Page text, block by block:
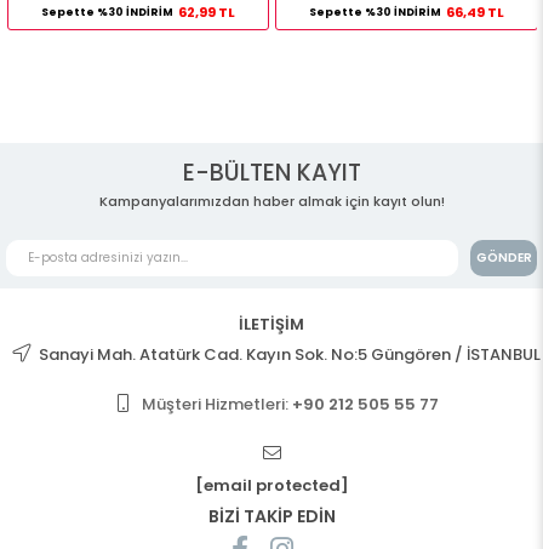
Sepette %30 İNDİRİM 62,99 TL Sepette %30 İNDİRİM 66,49 TL
E-BÜLTEN KAYIT
Kampanyalarımızdan haber almak için kayıt olun!
GÖNDER
İLETİŞİM
Sanayi Mah. Atatürk Cad. Kayın Sok. No:5 Güngören / İSTANBUL
Müşteri Hizmetleri: +90 212 505 55 77
[email protected]
BİZİ TAKİP EDİN